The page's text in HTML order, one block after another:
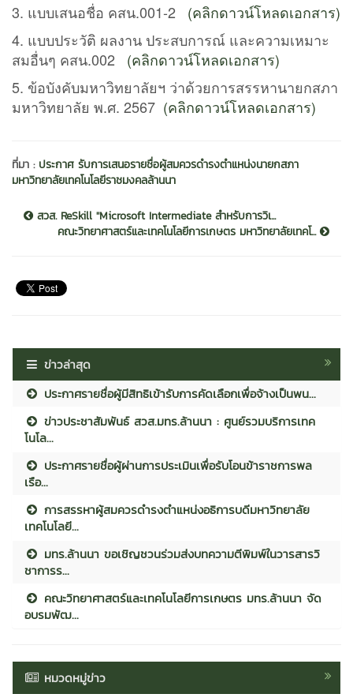
3. แบบเสนอชื่อ คสน.001-2 (คลิกดาวน์โหลดเอกสาร)
4. แบบประวัติ ผลงาน ประสบการณ์ และความเหมาะ
สมอื่นๆ คสน.002 (คลิกดาวน์โหลดเอกสาร)
5. ข้อบังคับมหาวิทยาลัยฯ ว่าด้วยการสรรหานายกสภา
มหาวิทยาลัย พ.ศ. 2567 (คลิกดาวน์โหลดเอกสาร)
ที่มา : ประกาศ รับการเสนอรายชื่อผู้สมควรดำรงตำแหน่งนายกสภา
มหาวิทยาลัยเทคโนโลยีราชมงคลล้านนา
สวส. ReSkill ''Microsoft Intermediate สำหรับการวิเ...
คณะวิทยาศาสตร์และเทคโนโลยีการเกษตร มหาวิทยาลัยเทคโ...
ข่าวล่าสุด
ประกาศรายชื่อผู้มีสิทธิเข้ารับการคัดเลือกเพื่อจ้างเป็นพน...
ข่าวประชาสัมพันธ์ สวส.มทร.ล้านนา : ศูนย์รวมบริการเทค
โนโล...
ประกาศรายชื่อผู้ผ่านการประเมินเพื่อรับโอนข้าราชการพล
เรือ...
การสรรหาผู้สมควรดำรงตำแหน่งอธิการบดีมหาวิทยาลัย
เทคโนโลยี...
มทร.ล้านนา ขอเชิญชวนร่วมส่งบทความตีพิมพ์ในวารสารวิ
ชาการร...
คณะวิทยาศาสตร์และเทคโนโลยีการเกษตร มทร.ล้านนา จัด
อบรมพัฒ...
หมวดหมู่ข่าว